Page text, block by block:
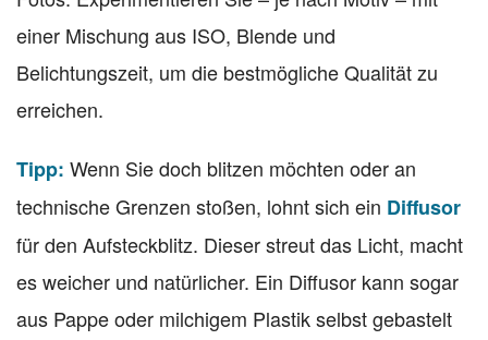
einer Mischung aus ISO, Blende und
Belichtungszeit, um die bestmögliche Qualität zu
erreichen.
Tipp: Wenn Sie doch blitzen möchten oder an
technische Grenzen stoßen, lohnt sich ein Diffusor
für den Aufsteckblitz. Dieser streut das Licht, macht
es weicher und natürlicher. Ein Diffusor kann sogar
aus Pappe oder milchigem Plastik selbst gebastelt